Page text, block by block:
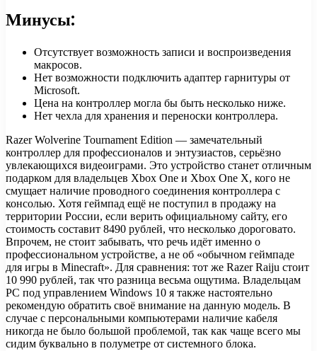
Минусы:
Отсутствует возможность записи и воспроизведения
макросов.
Нет возможности подключить адаптер гарнитуры от
Microsoft.
Цена на контроллер могла бы быть несколько ниже.
Нет чехла для хранения и переноски контроллера.
Razer Wolverine Tournament Edition — замечательный
контроллер для профессионалов и энтузиастов, серьёзно
увлекающихся видеоиграми. Это устройство станет отличным
подарком для владельцев Xbox One и Xbox One X, кого не
смущает наличие проводного соединения контроллера с
консолью. Хотя геймпад ещё не поступил в продажу на
территории России, если верить официальному сайту, его
стоимость составит 8490 рублей, что несколько дороговато.
Впрочем, не стоит забывать, что речь идёт именно о
профессиональном устройстве, а не об «обычном геймпаде
для игры в Minecraft». Для сравнения: тот же Razer Raiju стоит
10 990 рублей, так что разница весьма ощутима. Владельцам
PC под управлением Windows 10 я также настоятельно
рекомендую обратить своё внимание на данную модель. В
случае с персональными компьютерами наличие кабеля
никогда не было большой проблемой, так как чаще всего мы
сидим буквально в полуметре от системного блока.